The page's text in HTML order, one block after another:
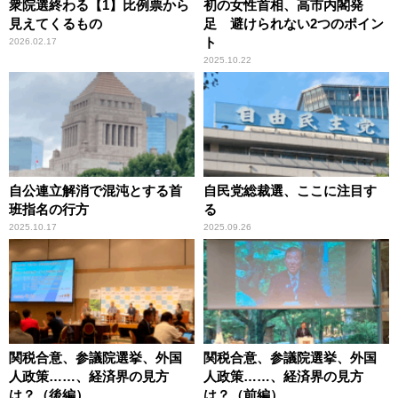
衆院選終わる【1】比例票から
見えてくるもの
2026.02.17
初の女性首相、高市内閣発
足 避けられない2つのポイン
ト
2025.10.22
自公連立解消で混沌とする首
班指名の行方
2025.10.17
自民党総裁選、ここに注目す
る
2025.09.26
関税合意、参議院選挙、外国
人政策……、経済界の見方
は？（後編）
関税合意、参議院選挙、外国
人政策……、経済界の見方
は？（前編）